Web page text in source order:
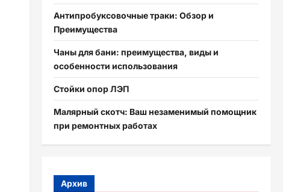
Антипробуксовочные траки: Обзор и
Преимущества
Чаны для бани: преимущества, виды и
особенности использования
Стойки опор ЛЭП
Малярный скотч: Ваш незаменимый помощник
при ремонтных работах
Архив